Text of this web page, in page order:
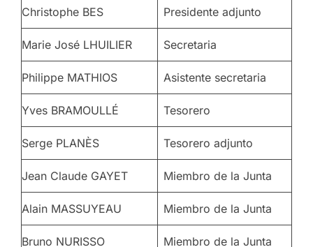
Christophe BES Presidente adjunto
Marie José LHUILIER Secretaria
Philippe MATHIOS Asistente secretaria
Yves BRAMOULLÉ Tesorero
Serge PLANÈS Tesorero adjunto
Jean Claude GAYET Miembro de la Junta
Alain MASSUYEAU Miembro de la Junta
Bruno NURISSO Miembro de la Junta